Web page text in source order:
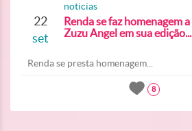
22
set
noticias
Renda se faz homenagem a
Zuzu Angel em sua edição...
Renda se presta homenagem...
8